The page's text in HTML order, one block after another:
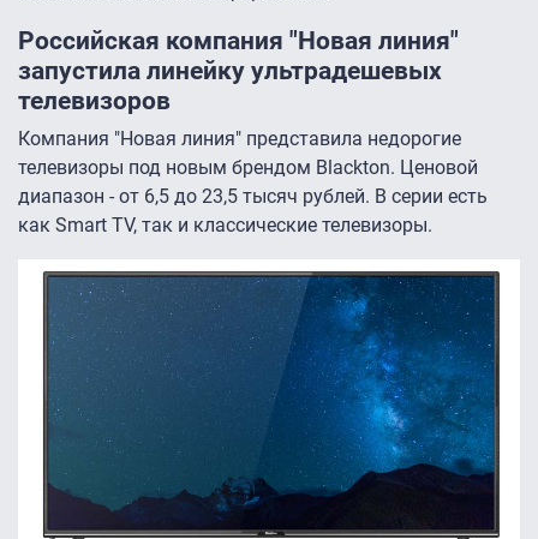
Российская компания "Новая линия"
запустила линейку ультрадешевых
телевизоров
Компания "Новая линия" представила недорогие
телевизоры под новым брендом Blackton. Ценовой
диапазон - от 6,5 до 23,5 тысяч рублей. В серии есть
как Smart TV, так и классические телевизоры.